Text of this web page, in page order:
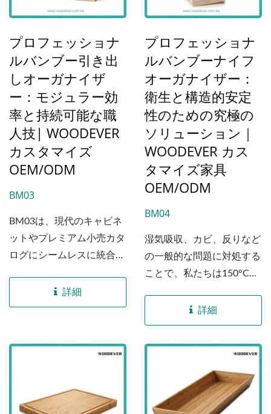
な気候や高トラフィックの
商業環境に最適な選択肢で
す。 II....
プロフェッショナ
ルバンブー引き出
しオーガナイザ
ー：モジュラー効
率と持続可能な職
人技| WOODEVER
カスタマイズ
OEM/ODM
BM03
BM03は、現代のキャビネ
ットやプレミアム小売カタ
ログにシームレスに統合さ
能の引き出し整理ソリュー
ションです。私たちの特徴
ルを備え、竹製品の主な懸
対処し、顧客にとって低メ
ンテナンスで高品質な体験
詳細
プロフェッショナ
ルバンブーナイフ
オーガナイザー：
衛生と構造的安定
性のための究極の
ソリューション｜
WOODEVER カス
タマイズ家具
OEM/ODM
BM04
湿気吸収、カビ、反りなど
の一般的な問題に対処する
ことで、私たちは150°Cの
湿度制御技術を統合し、高
級カトラリーのための清潔
詳細